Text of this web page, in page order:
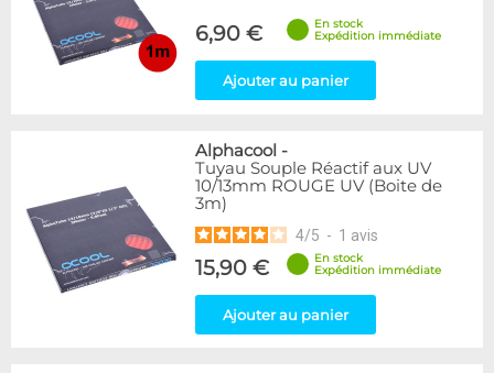
6,90 €
En stock
Expédition immédiate
Ajouter au panier
Alphacool -
Tuyau Souple Réactif aux UV
10/13mm ROUGE UV (Boite de
3m)
4/5 - 1 avis
15,90 €
En stock
Expédition immédiate
Ajouter au panier